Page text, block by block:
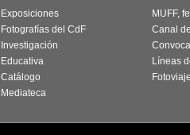
Exposiciones
Fotografías del CdF
Investigación
Educativa
Catálogo
Mediateca
MUFF,
Canal
Líneas